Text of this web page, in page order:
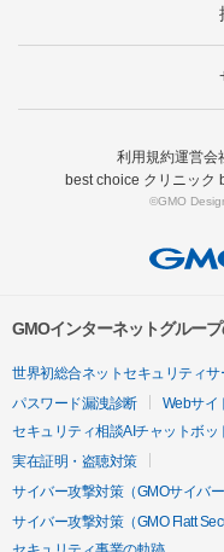
利用規約運営会
best choice クリニック
©GMO
GMOインターネットグルー
世界初総合ネットセキュリティサ
パスワード漏洩診断
Webサイ
セキュリティ相談AIチャットボッ
実在証明・盗聴対策
サイバー攻撃対策（GMOサイバ
サイバー攻撃対策（GMO Flatt